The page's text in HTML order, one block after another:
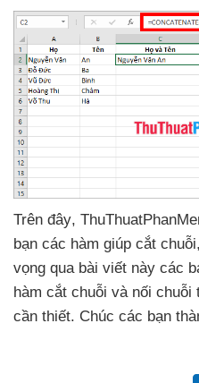
Trên đây,
bạn các hàm giúp cắt chuỗi
vọng qua bài viết này các
hàm cắt chuỗi và nối chuỗi
cần thiết. Chúc các bạn